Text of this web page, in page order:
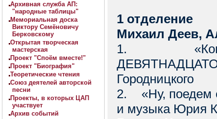
Архивная служба АП:
"народные таблицы"
Мемориальная доска
Виктору Семёновичу
Берковскому
Открытая творческая
мастерская
Проект "Споём вместе!"
Проект "Биография"
Теоретические чтения
Союз деятелей авторской
песни
Проекты, в которых ЦАП
участвует
Архив событий
1 отделение
Михаил Деев,
1. «Когда
Городницкого
2. «Ну, поедем
и музыка Юрия